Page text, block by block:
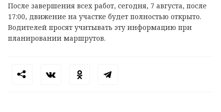
После завершения всех работ, сегодня, 7 августа, после
17:00, движение на участке будет полностью открыто.
Водителей просят учитывать эту информацию при
планировании маршрутов.